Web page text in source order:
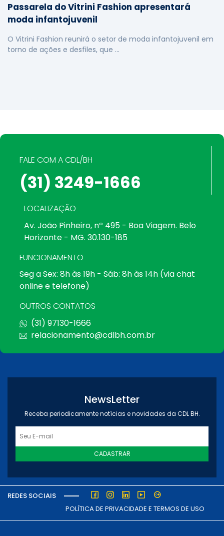
Passarela do Vitrini Fashion apresentará
moda infantojuvenil
O Vitrini Fashion reunirá o setor de moda infantojuvenil em
torno de ações e desfiles, que …
FALE COM A CDL/BH
(31) 3249-1666
LOCALIZAÇÃO
Av. João Pinheiro, nº 495 - Boa Viagem. Belo
Horizonte - MG. 30.130-185
FUNCIONAMENTO
Seg a Sex: 8h às 19h - Sáb: 8h às 14h (via chat
online e telefone)
OUTROS CONTATOS
(31) 97130-1666
relacionamento@cdlbh.com.br
NewsLetter
Receba periodicamente notícias e novidades da CDL BH.
CADASTRAR
REDES SOCIAIS
POLÍTICA DE PRIVACIDADE E TERMOS DE USO